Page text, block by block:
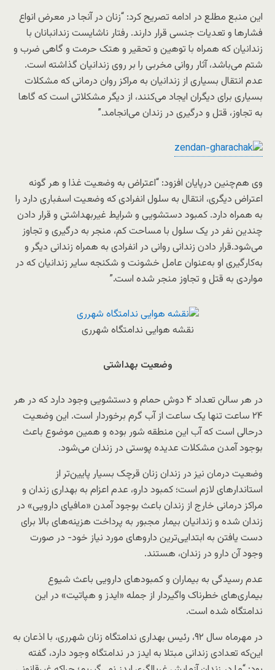
این منبع مطلع در ادامه تصریح کرد: “زنان در آنجا در معرض انواع
فشارها و تعدیات جنسی قرار دارند. رفتار ناشایست زندانبانان با
زندانیان که همراه با توهین و تحقیر و هتک حرمت و گاهی ضرب و
شتم می‌باشد، آثار روانی مخربی را بر روی زندانیان گذاشته است.
عدم انتقال بسیاری از زندانیان به مراکز روان درمانی که مشکلات
بسیاری برای دیگران ایجاد می‌کنند، از دیگر مشکلاتی است که گاها
به تجاوز، قتل و درگیری در زندان می‌انجامد.”
وی هم‌چنین درپایان افزود: “اعتراض به وضعیت غذا و هر گونه
اعتراض دیگری، انتقال به سلول انفرادی که وضعیت اسفباری دارد را
به همراه دارد. کمبود دستشویی و شرایط غیربهداشتی و قرار دادن
چندین نفر در یک سلول با مساحت کم، منجر به درگیری و تجاوز
می‌شود.قرار دادن زندانی روانی در انفرادی به همراه زندانی دیگر و
به‌کارگیری او به‌عنوان عامل خشونت و شکنجه سایر زندانیان که در
مواردی به قتل و تجاوز منجر شده است.”
نقشه هوایی ندامتگاه شهرری
وضعیت بهداشتی
در هر سالن تعداد ۴ دوش حمام و دستشویی وجود دارد که در هر
۲۴ ساعت تنها یک‌ ساعت از آب گرم برخوردار است. این وضعیت
درحالی است که آب این منطقه شور بوده و همین موضوع باعث
بوجود آمدن مشکلات عدیده پوستی در زندان می‌شود.
وضعیت درمان نیز در زندان زنان قرچک بسیار پایین‌تر از
استاندارهای لازم است؛ کمبود دارو، عدم اعزام به بهداری زندان و
مراکز درمانی خارج از زندان باعث بوجود آمدن «مافیای دارویی» در
زندان شده و زندانیان بیمار مجبور به پرداخت هزینه‌های بالا برای
دست یافتن به ابتدایی‌ترین داروهای مورد نیاز خود- در صورت
وجود آن دارو در زندان، هستند.
عدم رسیدگی به بیماران و کمبودهای دارویی باعث شیوع
بیماری‌های خطرناک واگیردار از جمله «ایدز و هپاتیت» در این
ندامتگاه شده است.
در مهرماه سال ۹۲، رئیس بهداری ندامتگاه زنان شهرری، با اذعان به
این‌که تعدادی زندانی مبتلا به ایدز در ندامتگاه وجود دارد، گفته